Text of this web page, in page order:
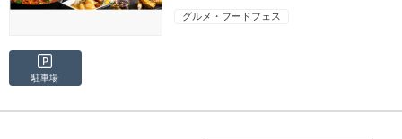
グルメ・フードフェス
駐車場